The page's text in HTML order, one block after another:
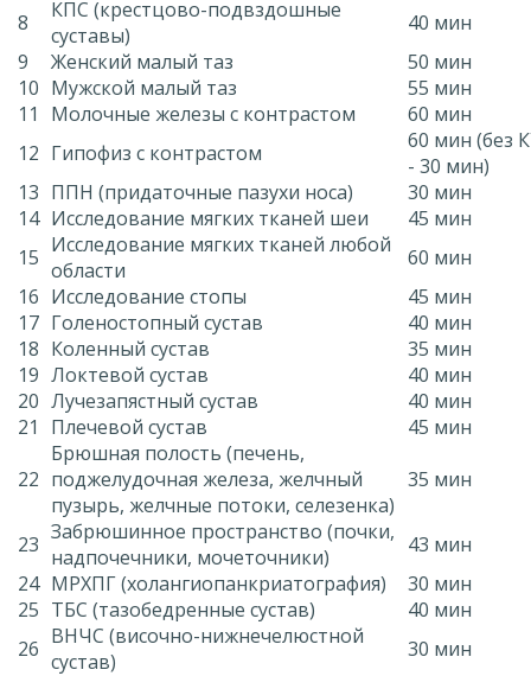
8
КПС (крестцово-подвздошные
суставы)
40 мин
9
Женский малый таз
50 мин
10 Мужской малый таз
55 мин
11
Молочные железы с контрастом
60 мин
12 Гипофиз с контрастом
60 мин (без
- 30 мин)
13 ППН (придаточные пазухи носа)
30 мин
14 Исследование мягких тканей шеи
45 мин
15 Исследование мягких тканей любой
области
60 мин
16 Исследование стопы
45 мин
17 Голеностопный сустав
40 мин
18 Коленный сустав
35 мин
19 Локтевой сустав
40 мин
20 Лучезапястный сустав
40 мин
21
Плечевой сустав
45 мин
22
Брюшная полость (печень,
поджелудочная железа, желчный
пузырь, желчные потоки, селезенка)
35 мин
23 Забрюшинное пространство (почки,
надпочечники, мочеточники)
43 мин
24 МРХПГ (холангиопанкриатография)
30 мин
25 ТБС (тазобедренные сустав)
40 мин
26 ВНЧС (височно-нижнечелюстной
сустав)
30 мин